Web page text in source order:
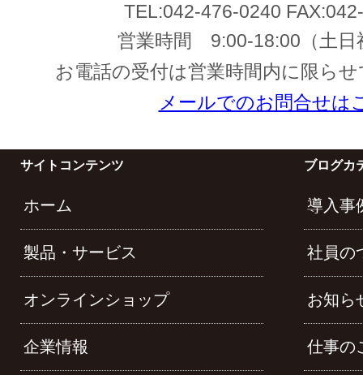
TEL:042-476-0240 FAX:
営業時間
9:00-18:00 （土
お電話の受付は営業時間内に限ら
メールでのお問合せは
サイトコンテンツ
ホーム
製品・サービス
オンラインショップ
企業情報
ブログカ
導入事
社員の
お知ら
仕事の